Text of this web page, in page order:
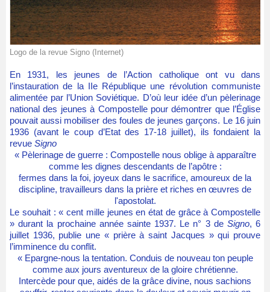
Logo de la revue Signo (Internet)
En 1931, les jeunes de l’Action catholique ont vu dans
l’instauration de la IIe République une révolution communiste
alimentée par l’Union Soviétique. D’où leur idée d’un pèlerinage
national des jeunes à Compostelle pour démontrer que l’Église
pouvait aussi mobiliser des foules de jeunes garçons. Le 16 juin
1936 (avant le coup d’Etat des 17-18 juillet), ils fondaient la
revue Signo
« Pèlerinage de guerre : Compostelle nous oblige à apparaître
comme les dignes descendants de l’apôtre :
fermes dans la foi, joyeux dans le sacrifice, amoureux de la
discipline, travailleurs dans la prière et riches en œuvres de
l'apostolat.
Le souhait : « cent mille jeunes en état de grâce à Compostelle
» durant la prochaine année sainte 1937. Le n° 3 de Signo, 6
juillet 1936, publie une « prière à saint Jacques » qui prouve
l’imminence du conflit.
« Epargne-nous la tentation. Conduis de nouveau ton peuple
comme aux jours aventureux de la gloire chrétienne.
Intercède pour que, aidés de la grâce divine, nous sachions